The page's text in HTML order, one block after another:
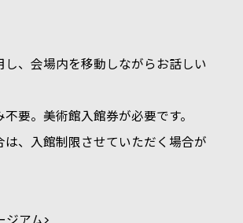
、会場内を移動しながらお話しい
要。美術館入館券が必要です。
、入館制限させていただく場合が